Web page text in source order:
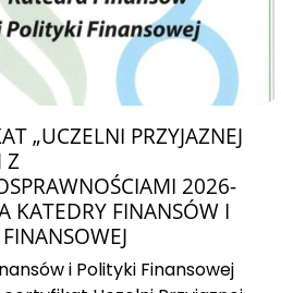
„UCZELNI PRZYJAZNEJ
Z
2026-
KATEDRY FINANSÓW I
i Polityki Finansowej